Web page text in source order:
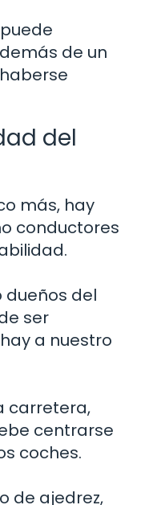
de un
del
más, hay
conductores
dueños del
ser
a nuestro
carretera,
centrarse
coches.
de ajedrez,